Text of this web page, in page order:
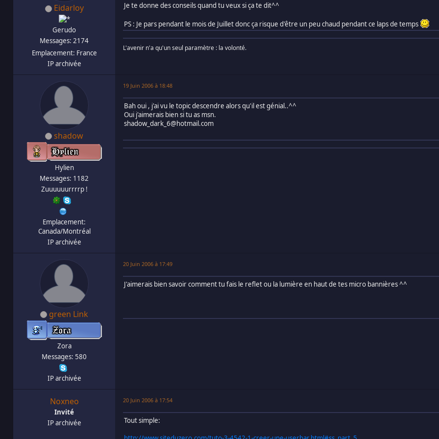
Eidarloy
Gerudo
Messages: 2174
Emplacement: France
IP archivée
Je te donne des conseils quand tu veux si ça te dit^^
PS : Je pars pendant le mois de Juillet donc ça risque d'être un peu chaud pendant ce laps de temps
L'avenir n'a qu'un seul paramètre : la volonté.
shadow
Hylien
Messages: 1182
Zuuuuuurrrrp !
Emplacement:
Canada/Montréal
IP archivée
19 Juin 2006 à 18:48
Bah oui , j'ai vu le topic descendre alors qu'il est génial..^^
Oui j'aimerais bien si tu as msn.
shadow_dark_6@hotmail.com
green Link
Zora
Messages: 580
IP archivée
20 Juin 2006 à 17:49
J'aimerais bien savoir comment tu fais le reflet ou la lumière en haut de tes micro bannières ^^
Noxneo
Invité
IP archivée
20 Juin 2006 à 17:54
Tout simple: